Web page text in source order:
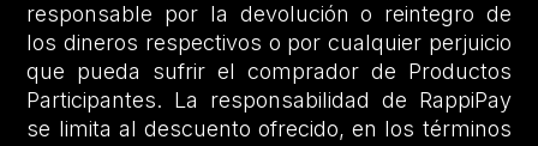
responsable por la devolución o reintegro de
los dineros respectivos o por cualquier perjuicio
que pueda sufrir el comprador de Productos
Participantes. La responsabilidad de RappiPay
se limita al descuento ofrecido, en los términos